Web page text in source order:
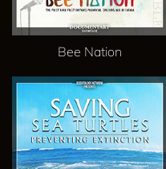
Bee Nation